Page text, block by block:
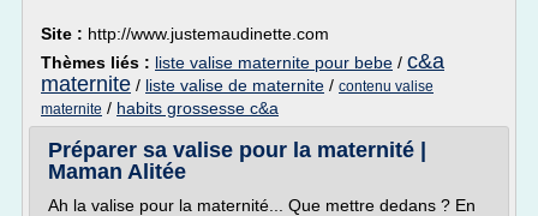
Site : http://www.justemaudinette.com
Thèmes liés : liste valise maternite pour bebe / c&a
maternite / liste valise de maternite / contenu valise
maternite / habits grossesse c&a
Préparer sa valise pour la maternité |
Maman Alitée
Ah la valise pour la maternité... Que mettre dedans ? En